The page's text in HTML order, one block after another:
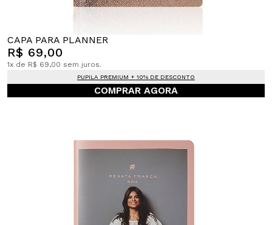
CAPA PARA PLANNER
R$ 69,00
1x de R$ 69,00 sem juros.
PUPILA PREMIUM + 10% DE DESCONTO
COMPRAR AGORA